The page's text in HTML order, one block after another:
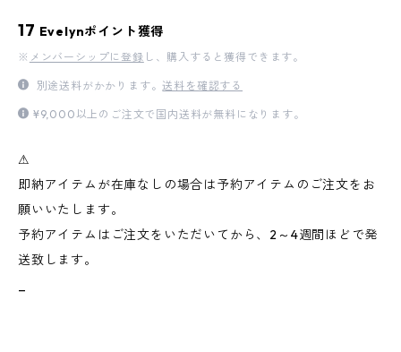
17 Evelynポイント獲得
※ メンバーシップに登録 し、購入すると獲得できます。
別途送料がかかります。送料を確認する
¥9,000以上のご注文で国内送料が無料になります。
⚠︎
即納アイテムが在庫なしの場合は予約アイテムのご注文をお
願いいたします。
予約アイテムはご注文をいただいてから、2～4週間ほどで発
送致します。